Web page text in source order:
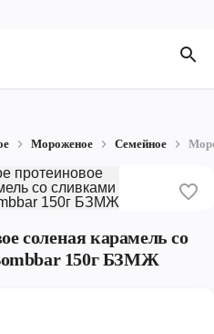
Мороженое Семейное
соленая карамель со
150г БЗМЖ